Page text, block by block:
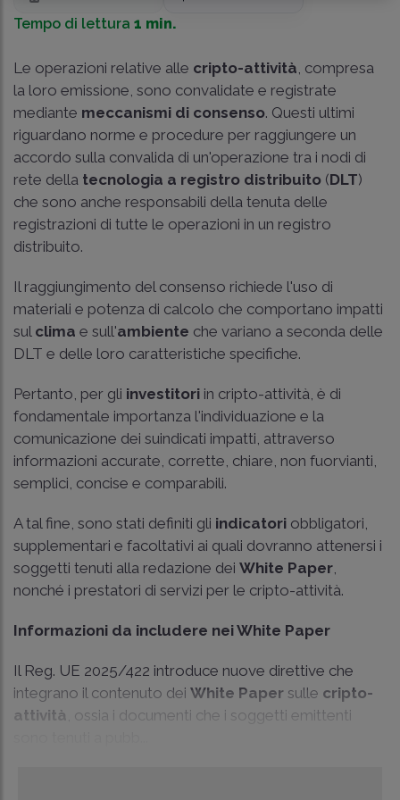
Tempo di lettura 1 min.
Le operazioni relative alle cripto-attività , compresa
la loro emissione, sono convalidate e registrate
mediante meccanismi di consenso. Questi ultimi
riguardano norme e procedure per raggiungere un
accordo sulla convalida di un'operazione tra i nodi di
rete della tecnologia a registro distribuito (DLT)
che sono anche responsabili della tenuta delle
registrazioni di tutte le operazioni in un registro
distribuito.
Il raggiungimento del consenso richiede l'uso di
materiali e potenza di calcolo che comportano impatti
sul clima e sull'ambiente che variano a seconda delle
DLT e delle loro caratteristiche specifiche.
Pertanto, per gli investitori in cripto-attività, è di
fondamentale importanza l'individuazione e la
comunicazione dei suindicati impatti, attraverso
informazioni accurate, corrette, chiare, non fuorvianti,
semplici, concise e comparabili.
A tal fine, sono stati definiti gli indicatori obbligatori,
supplementari e facoltativi ai quali dovranno attenersi i
soggetti tenuti alla redazione dei White Paper
nonché i prestatori di servizi per le cripto-attività.
Informazioni da includere nei White Paper
Il Reg. UE 2025/422 introduce nuove direttive che
integrano il contenuto dei White Paper sulle cripto-
attività , ossia i documenti che i soggetti emittenti